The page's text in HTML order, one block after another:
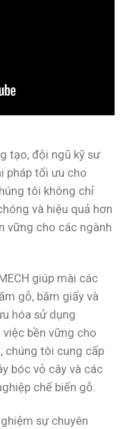
tạo, đội ngũ kỹ sư
pháp tối ưu cho
tôi không chỉ
và hiệu quả hơn
vững cho các ngành
giúp mài các
gỗ, băm giấy và
hóa sử dụng
bền vững cho
chúng tôi cung cấp
bóc vỏ cây và các
chế biến gỗ.
sự chuyên